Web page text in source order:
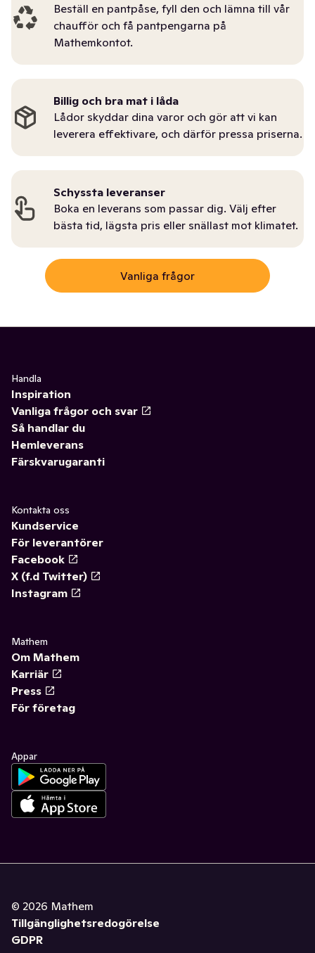
Beställ en pantpåse, fyll den och lämna till vår
chaufför och få pantpengarna på
Mathemkontot.
Billig och bra mat i låda
Lådor skyddar dina varor och gör att vi kan
leverera effektivare, och därför pressa priserna.
Schyssta leveranser
Boka en leverans som passar dig. Välj efter
bästa tid, lägsta pris eller snällast mot klimatet.
Vanliga frågor
Handla
Inspiration
Vanliga frågor och svar
Så handlar du
Hemleverans
Färskvarugaranti
Kontakta oss
Kundservice
För leverantörer
Facebook
X (f.d Twitter)
Instagram
Mathem
Om Mathem
Karriär
Press
För företag
Appar
© 2026 Mathem
Tillgänglighetsredogörelse
GDPR